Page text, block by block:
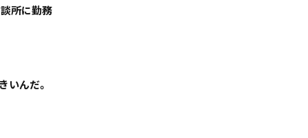
所に勤務
いんだ。